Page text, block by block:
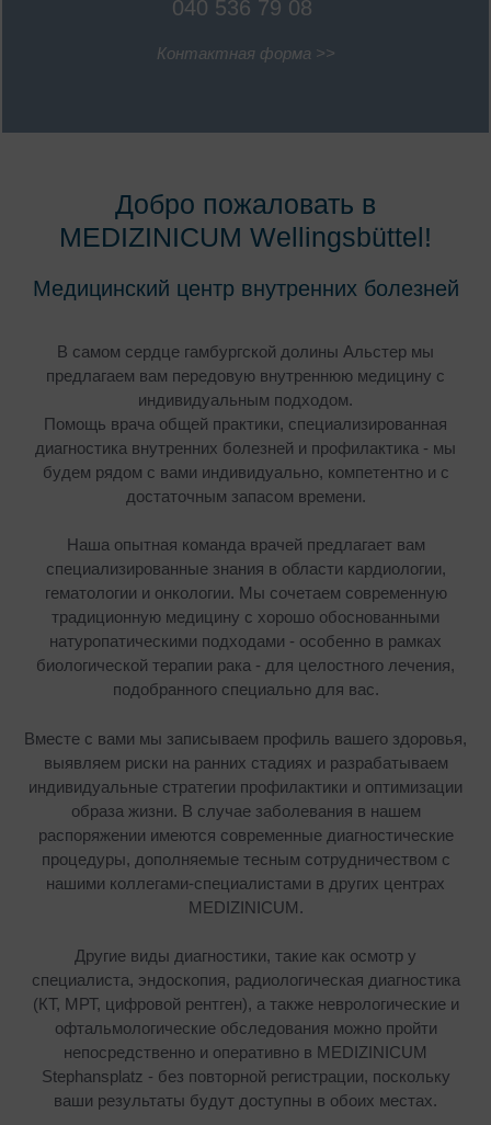
040 536 79 08
Контактная форма >>
Добро пожаловать в
MEDIZINICUM Wellingsbüttel!
Медицинский центр внутренних болезней
В самом сердце гамбургской долины Альстер мы
предлагаем вам передовую внутреннюю медицину с
индивидуальным подходом.
Помощь врача общей практики, специализированная
диагностика внутренних болезней и профилактика - мы
будем рядом с вами индивидуально, компетентно и с
достаточным запасом времени.
Наша опытная команда врачей предлагает вам
специализированные знания в области кардиологии,
гематологии и онкологии. Мы сочетаем современную
традиционную медицину с хорошо обоснованными
натуропатическими подходами - особенно в рамках
биологической терапии рака - для целостного лечения,
подобранного специально для вас.
Вместе с вами мы записываем профиль вашего здоровья,
выявляем риски на ранних стадиях и разрабатываем
индивидуальные стратегии профилактики и оптимизации
образа жизни. В случае заболевания в нашем
распоряжении имеются современные диагностические
процедуры, дополняемые тесным сотрудничеством с
нашими коллегами-специалистами в других центрах
MEDIZINICUM.
Другие виды диагностики, такие как осмотр у
специалиста, эндоскопия, радиологическая диагностика
(КТ, МРТ, цифровой рентген), а также неврологические и
офтальмологические обследования можно пройти
непосредственно и оперативно в MEDIZINICUM
Stephansplatz - без повторной регистрации, поскольку
ваши результаты будут доступны в обоих местах.